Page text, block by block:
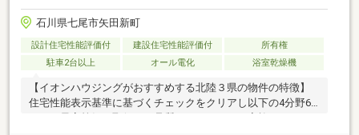
石川県七尾市矢田新町
設計住宅性能評価付 建設住宅性能評価付
所有権
駐車2台以上
オール電化 浴室乾燥機
【イオンハウジングがおすすめする北陸３県の物件の特徴】
住宅性能表示基準に基づくチェックをクリアし以下の4分野6